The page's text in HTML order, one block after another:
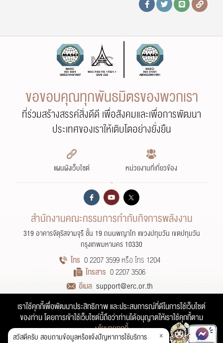
สวัสดีครับ สอบถามข้อมูลหรือแจ้งปัญหาการใช้บริการ
×
เราใช้คุกกี้เพื่อพัฒนาประสิทธิภาพ และประสบการณ์ที่ดีในการใช้เว็บไซต์
ของท่าน โดยการเข้าใช้เว็บไซต์นี้ถือว่าท่านได้อนุญาตให้เราใช้คุกกี้ตาม
นโยบายคุกกี้
ขอขอบคุณทุกพันธมิตรของพวกเรา
ที่ร่วมสร้างสรรค์สิ่งดีดี เพื่อสังคมและเพื่อการพัฒนา
ประเทศของเราให้เติบโตอย่างยั่งยืน
แผนผังเว็บไซต์ หน่วยงานที่เกี่ยวข้อง
สำนักงานคณะกรรมการกำกับกิจการพลังงาน
319 อาคารจัตุรัสจามจุรี ชั้น 19 ถนนพญาไท แขวงปทุมวัน เขตปทุมวัน
กรุงเทพมหานคร 10330
โทร 0 2207 3599 หรือ โทร 1204
โทรสาร 0 2207 3506
อีเมล support@erc.or.th
ส่งหนังสือด้านสารบรรณ sarabun@erc.or.th
การปฏิเสธความรับผิดชอบ นโยบายเว็บไซต์ นโยบายการคุ้มครองข้อมูลส่วนบุคคล
นโยบายการรักษาความมั่นคงปลอดภัยของเว็บไซต์
สงวนสิทธิ์ © สำนักงานคณะกรรมการกำกับกิจการพลังงาน